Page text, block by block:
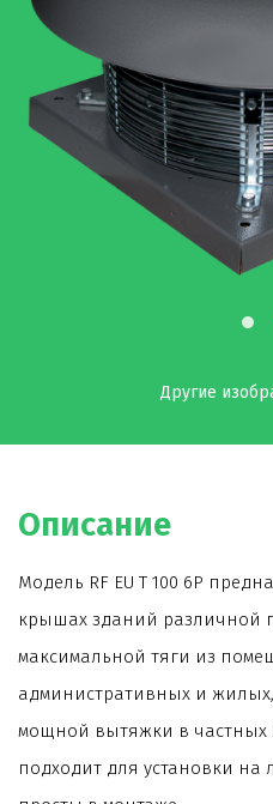
Другие
Описание
Модель RF EU T 100 6P
крышах зданий различной
максимальной тяги из
административных и жилых,
мощной вытяжки в частных
подходит для установки